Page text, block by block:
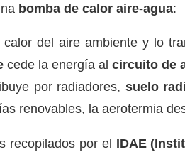
bomba de calor aire-agua:
del aire ambiente y lo
cede la energía al circuito de
por radiadores, suelo
renovables, la aerotermia
recopilados por el IDAE